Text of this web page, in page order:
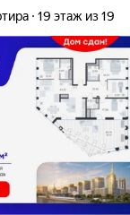
19 этаж из 19